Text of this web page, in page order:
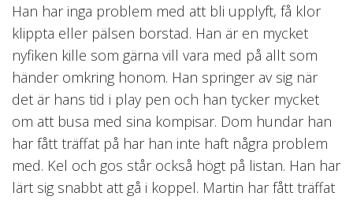
Han har inga problem med att bli upplyft, få klor
klippta eller pälsen borstad. Han är en mycket
nyfiken kille som gärna vill vara med på allt som
händer omkring honom. Han springer av sig när
det är hans tid i play pen och han tycker mycket
om att busa med sina kompisar. Dom hundar han
har fått träffat på har han inte haft några problem
med. Kel och gos står också högt på listan. Han har
lärt sig snabbt att gå i koppel. Martin har fått träffat